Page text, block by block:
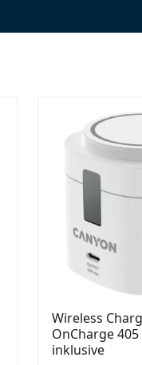
Wireless
OnCharge
inklusive